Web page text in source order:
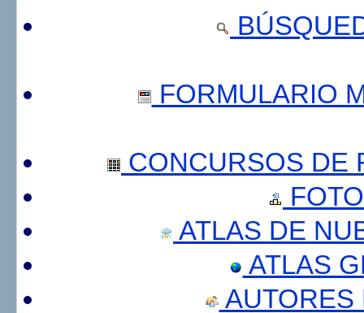
FORMULARIO
CONCURSOS DE
ATLAS DE
ATLAS
AUTORES